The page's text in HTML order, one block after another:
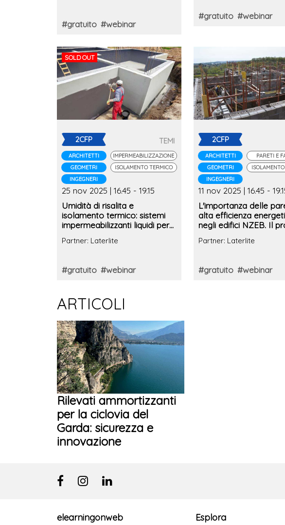
#gratuito #webinar
#gratuito #webinar
SOLD OUT
2CFP
ARCHITETTI
GEOMETRI
INGEGNERI
TEMI
IMPERMEABILIZZAZIONE
ISOLAMENTO TERMICO
25 nov 2025 | 16.45 - 19.15
Umidità di risalita e
isolamento termico: sistemi
impermeabilizzanti liquidi per
Partner: Laterlite
#gratuito #webinar
2CFP
ARCHITETTI
GEOMETRI
INGEGNERI
PARETI E
11 nov 2025 | 16.45 -
L'importanza delle
alta efficienza
negli edifici NZEB. Il
alte prestazioni
Partner: Laterlite
#gratuito #webinar
ARTICOLI
Rilevati ammortizzanti
per la ciclovia del
Garda: sicurezza e
innovazione
elearningonweb Esplora